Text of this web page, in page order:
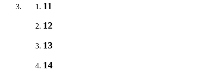
11
12
13
14